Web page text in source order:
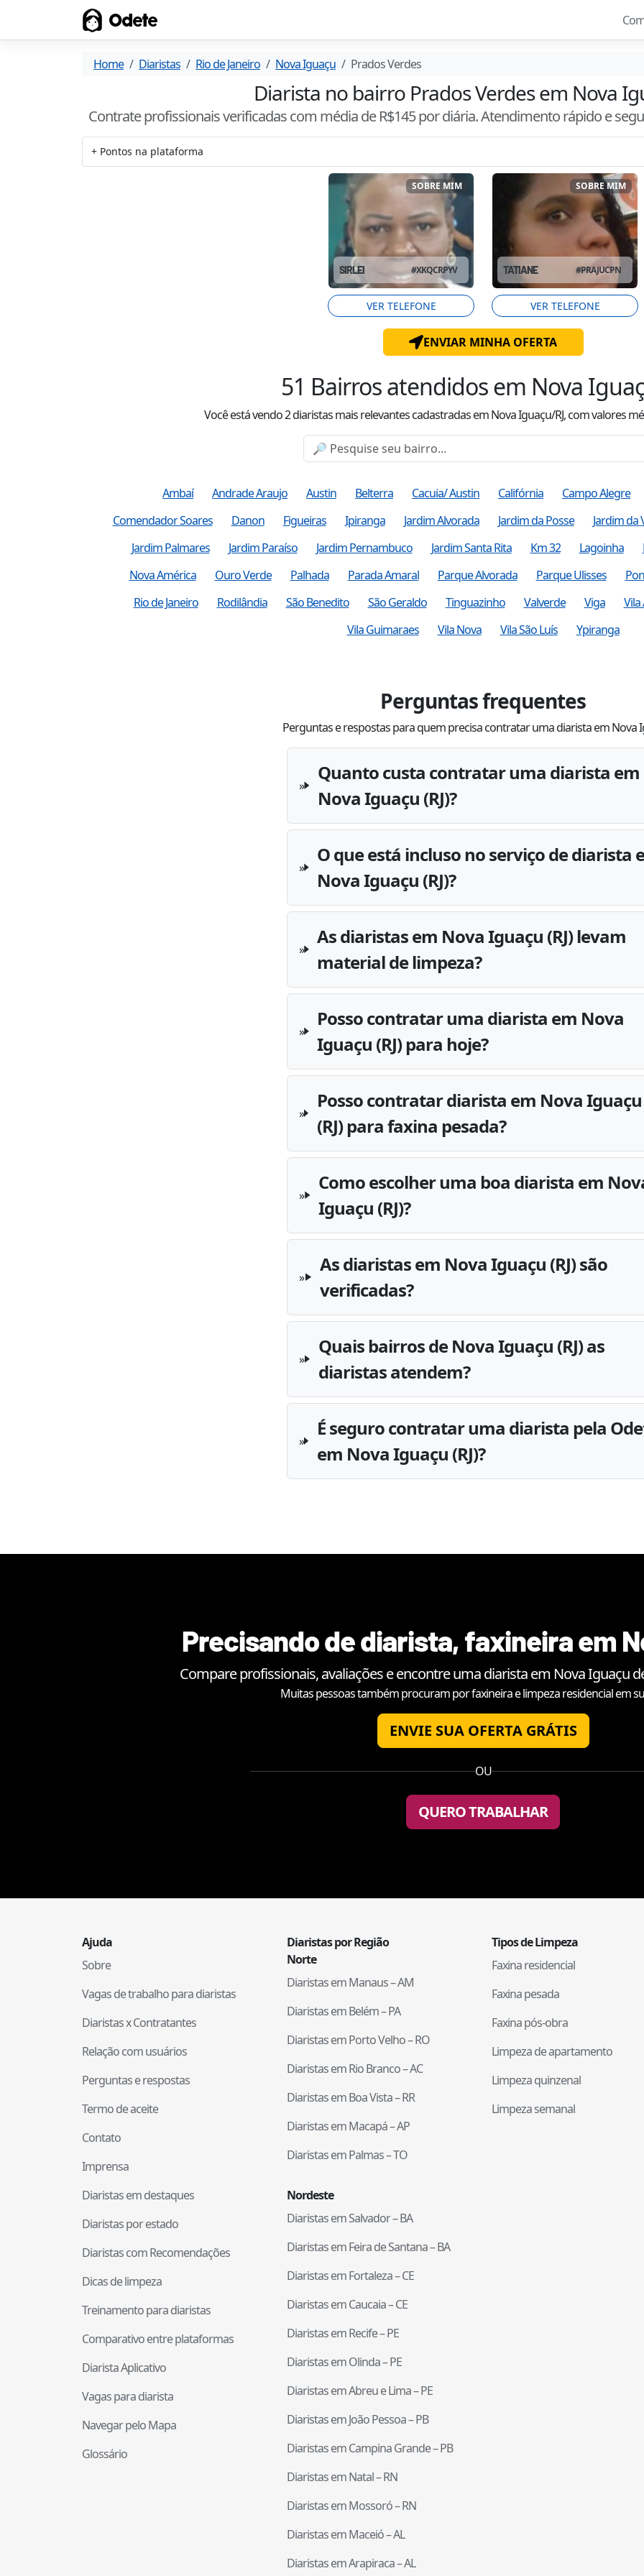
Odete
Home Diaristas Rio de Janeiro Nova Iguaçu Prados Verdes
Diarista no bairro Prados Verdes em Nova
Contrate profissionais verificadas com média de R$145por diária. Atendimentorápido e
SOBRE MIM
SIRLEI #XKQCRPYV
VER TELEFONE
SOBRE MIM
TATIANE #PRAJUCPN
VER TELEFONE
ENVIAR MINHA OFERTA
51 Bairros atendidosem Nova
Você está vendo2diaristas mais relevantes cadastradas em Nova Iguaçu/RJ, com valores
Ambaí Andrade Araujo Austin Belterra Cacuia/ Austin Califórnia
Campo Alegre
Comendador Soares
Danon Figueiras Ipiranga Jardim Alvorada Jardim da Posse
Jardim da
Jardim Palmares
Jardim Paraíso Jardim Pernambuco Jardim Santa Rita Km 32 Lagoinha
Nova América
Ouro Verde Palhada Parada Amaral Parque Alvorada Parque Ulisses
Rio de Janeiro
Rodilândia São Benedito São Geraldo Tinguazinho Valverde Viga
Vila
Vila Guimaraes
Vila Nova Vila São Luís Ypiranga
Perguntas frequentes
Perguntas e respostas para quem precisa contratar uma diarista em Nova
Quanto custa contratar uma diarista em
Nova Iguaçu (RJ)?
O que está incluso no serviço de diarista
Nova Iguaçu (RJ)?
As diaristas em Nova Iguaçu (RJ) levam
material de limpeza?
Posso contratar uma diarista em Nova
Iguaçu (RJ) para hoje?
Posso contratar diarista em Nova Iguaçu
(RJ) para faxina pesada?
Como escolher uma boa diarista em
Iguaçu (RJ)?
As diaristas em Nova Iguaçu (RJ) são
verificadas?
Quais bairros de Nova Iguaçu (RJ) as
diaristas atendem?
É seguro contratar uma diarista pela
em Nova Iguaçu (RJ)?
Precisando de diarista, faxineira em
Compare profissionais, avaliações e encontre uma diarista em Nova Iguaçu
Muitas pessoas também procuram por faxineira e limpeza residencial em
ENVIE SUA OFERTA GRÁTIS
OU
QUERO TRABALHAR
Ajuda
Sobre
Vagas de trabalho para diaristas
Diaristas x Contratantes
Relação com usuários
Perguntas e respostas
Termo de aceite
Contato
Imprensa
Diaristas em destaques
Diaristas por estado
Diaristas com Recomendações
Dicas de limpeza
Treinamento para diaristas
Comparativo entre plataformas
Diarista Aplicativo
Vagas para diarista
Navegar pelo Mapa
Glossário
Diaristas por Região
Norte
Diaristas emManaus–AM
Diaristas emBelém–PA
Diaristas emPorto Velho–RO
Diaristas emRio Branco–AC
Diaristas emBoa Vista–RR
Diaristas emMacapá–AP
Diaristas emPalmas–TO
Nordeste
Diaristas emSalvador–BA
Diaristas emFeira de Santana–BA
Diaristas emFortaleza–CE
Diaristas emCaucaia–CE
Diaristas emRecife–PE
Diaristas emOlinda–PE
Diaristas emAbreu e Lima–PE
Diaristas emJoão Pessoa–PB
Diaristas emCampina Grande–PB
Diaristas emNatal–RN
Diaristas emMossoró–RN
Diaristas emMaceió–AL
Diaristas emArapiraca–AL
Tipos de Limpeza
Faxina residencial
Faxina pesada
Faxina pós-obra
Limpeza de apartamento
Limpeza quinzenal
Limpeza semanal